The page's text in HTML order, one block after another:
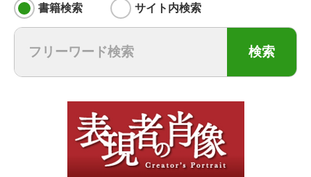
書籍検索 サイト内検索
検索